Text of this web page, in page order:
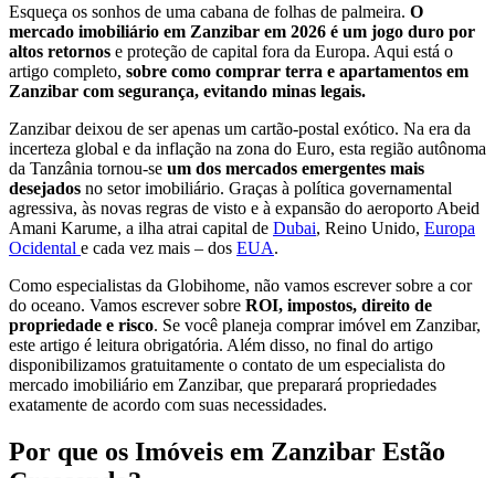
Esqueça os sonhos de uma cabana de folhas de palmeira. O
mercado imobiliário em Zanzibar em 2026 é um jogo duro por
altos retornos e proteção de capital fora da Europa. Aqui está o
artigo completo, sobre como comprar terra e apartamentos em
Zanzibar com segurança, evitando minas legais.
Zanzibar deixou de ser apenas um cartão-postal exótico. Na era da
incerteza global e da inflação na zona do Euro, esta região autônoma
da Tanzânia tornou-se um dos mercados emergentes mais
desejados no setor imobiliário. Graças à política governamental
agressiva, às novas regras de visto e à expansão do aeroporto Abeid
Amani Karume, a ilha atrai capital de Dubai, Reino Unido, Europa
Ocidental e cada vez mais – dos EUA.
Como especialistas da Globihome, não vamos escrever sobre a cor
do oceano. Vamos escrever sobre ROI, impostos, direito de
propriedade e risco. Se você planeja comprar imóvel em Zanzibar,
este artigo é leitura obrigatória. Além disso, no final do artigo
disponibilizamos gratuitamente o contato de um especialista do
mercado imobiliário em Zanzibar, que preparará propriedades
exatamente de acordo com suas necessidades.
Por que os Imóveis em Zanzibar Estão